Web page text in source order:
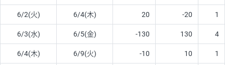
6/2(火) 6/4(木) 20 -20 1
6/3(水) 6/5(金) -130 130 4
6/4(木) 6/9(火) -10 10 1